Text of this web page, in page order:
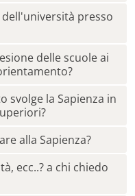
presso
delle scuole ai
svolge la Sapienza in
alla Sapienza?
ecc..? a chi chiedo